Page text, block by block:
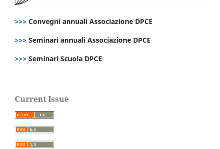
>>> Convegni annuali Associazione DPCE
>>> Seminari annuali Associazione DPCE
>>> Seminari Scuola DPCE
Current Issue